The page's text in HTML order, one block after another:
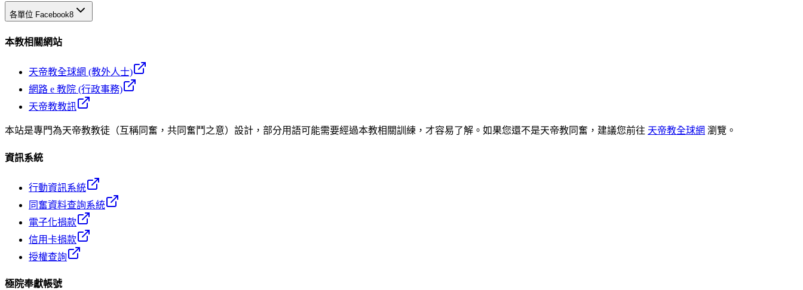
各單位 Facebook8
本教相關網站
天帝教全球網 (教外人士)
網路 e 教院 (行政事務)
天帝教教訊
本站是專門為天帝教教徒（互稱同奮，共同奮鬥之意）設計，部分用語可能需要經過本教相關訓練，才容易了解。如果您還不是天帝教同奮，建議您前往 天帝教全球網 瀏覽。
資訊系統
行動資訊系統
同奮資料查詢系統
電子化捐款
信用卡捐款
授權查詢
極院奉獻帳號